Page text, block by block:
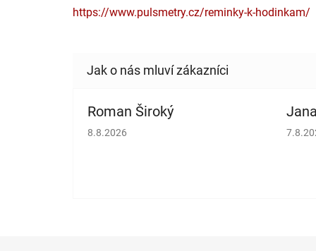
https://www.pulsmetry.cz/reminky-k-hodinkam/
Roman Široký
Hodnocení obchodu je 5 z 5 hvězdiček.
8.8.2026